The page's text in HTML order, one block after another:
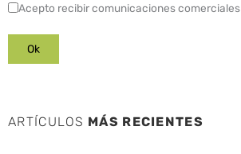
Acepto recibir comunicaciones comerciales
ARTÍCULOS MÁS RECIENTES